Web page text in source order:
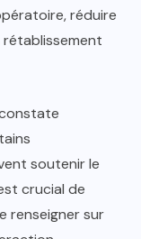
réduire
rétablissement
soutenir le
crucial de
renseigner sur